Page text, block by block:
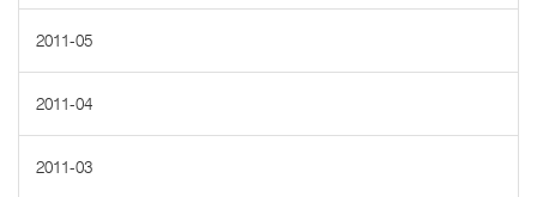
2011-05
2011-04
2011-03